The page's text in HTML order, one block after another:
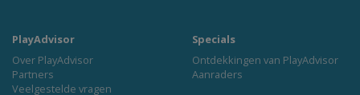
PlayAdvisor
Over PlayAdvisor
Partners
Veelgestelde vragen
Specials
Ontdekkingen van PlayAdvisor
Aanraders